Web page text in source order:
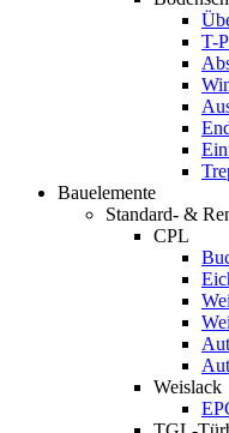
T-
Bauelemente
Standard- &
CPL
Weislack